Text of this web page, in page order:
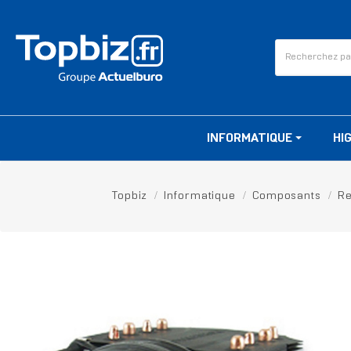
INFORMATIQUE
Topbiz Informatique Composants